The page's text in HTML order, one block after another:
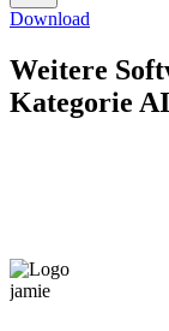
Download
Weitere
Kategorie
jamie